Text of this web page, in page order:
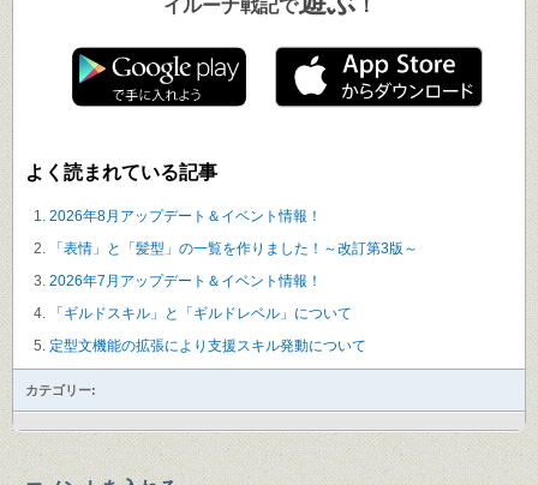
イルーナ戦記で ！
よく読まれている記事
2026年8月アップデート＆イベント情報！
「表情」と「髪型」の一覧を作りました！～改訂第3版～
2026年7月アップデート＆イベント情報！
「ギルドスキル」と「ギルドレベル」について
定型文機能の拡張により支援スキル発動について
カテゴリー: